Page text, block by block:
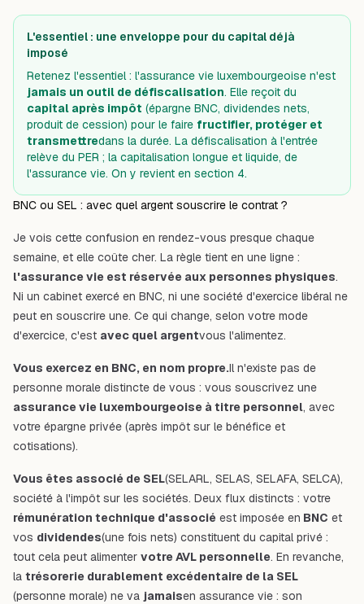
L'essentiel : une enveloppe pour du capital déjà
imposé
Retenez l'essentiel : l'assurance vie luxembourgeoise n'est
jamais un outil de défiscalisation. Elle reçoit du
capital après impôt (épargne BNC, dividendes nets,
produit de cession) pour le faire fructifier, protéger et
transmettredans la durée. La défiscalisation à l'entrée
relève du PER ; la capitalisation longue et liquide, de
l'assurance vie. On y revient en section 4.
BNC ou SEL : avec quel argent souscrire le contrat ?
Je vois cette confusion en rendez-vous presque chaque
semaine, et elle coûte cher. La règle tient en une ligne :
l'assurance vie est réservée aux personnes physiques.
Ni un cabinet exercé en BNC, ni une société d'exercice libéral ne
peut en souscrire une. Ce qui change, selon votre mode
d'exercice, c'est avec quel argentvous l'alimentez.
Vous exercez en BNC, en nom propre.Il n'existe pas de
personne morale distincte de vous : vous souscrivez une
assurance vie luxembourgeoise à titre personnel, avec
votre épargne privée (après impôt sur le bénéfice et
cotisations).
Vous êtes associé de SEL(SELARL, SELAS, SELAFA, SELCA),
société à l'impôt sur les sociétés. Deux flux distincts : votre
rémunération technique d'associé est imposée en BNC et
vos dividendes(une fois nets) constituent du capital privé :
tout cela peut alimenter votre AVL personnelle. En revanche,
la trésorerie durablement excédentaire de la SEL
(personne morale) ne va jamaisen assurance vie : son